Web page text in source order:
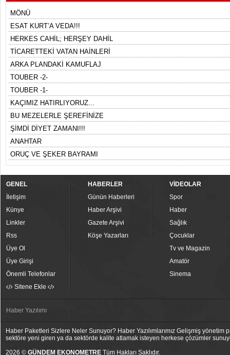
MÖNÜ
ESAT KURT’A VEDA!!!
HERKES CAHİL; HERŞEY DAHİL
TİCARETTEKİ VATAN HAİNLERİ
ARKA PLANDAKİ KAMUFLAJ
TOUBER -2-
TOUBER -1-
KAÇIMIZ HATIRLIYORUZ...
BU MEZELERLE ŞEREFİNİZE
ŞİMDİ DİYET ZAMANI!!!
ANAHTAR
ORUÇ VE ŞEKER BAYRAMI
GENEL
İletişim
Künye
Linkler
Rss
Üye Ol
Üye Girişi
Önemli Telefonlar
Sitene Ekle
HABERLER
Günün Haberleri
Haber Arşivi
Gazete Arşivi
Köşe Yazarları
VİDEOLAR
Spor
Haber
Sağlık
Çocuklar
Tv ve Magazin
Amatör
Sinema
Haber Yazılımı
Haber Paketleri Sizlere Neler Sunuyor? Haber Yazılımlarımız Gelişmiş
sektöre yeni giren ya da sektörde kalite atlamak isteyen herkese çözümler
2026 © GÜNDEM EKONOMETRE Tüm Hakları Saklıdır.